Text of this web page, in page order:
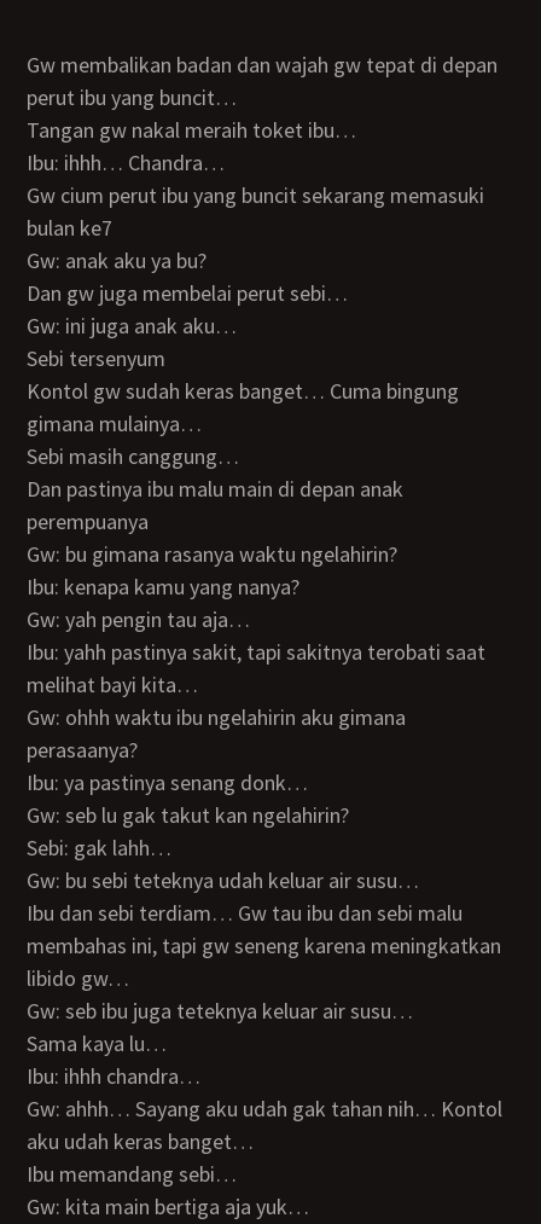
Gw membalikan badan dan wajah gw tepat di depan
perut ibu yang buncit…
Tangan gw nakal meraih toket ibu…
Ibu: ihhh… Chandra…
Gw cium perut ibu yang buncit sekarang memasuki
bulan ke7
Gw: anak aku ya bu?
Dan gw juga membelai perut sebi…
Gw: ini juga anak aku…
Sebi tersenyum
Kontol gw sudah keras banget… Cuma bingung
gimana mulainya…
Sebi masih canggung…
Dan pastinya ibu malu main di depan anak
perempuanya
Gw: bu gimana rasanya waktu ngelahirin?
Ibu: kenapa kamu yang nanya?
Gw: yah pengin tau aja…
Ibu: yahh pastinya sakit, tapi sakitnya terobati saat
melihat bayi kita…
Gw: ohhh waktu ibu ngelahirin aku gimana
perasaanya?
Ibu: ya pastinya senang donk…
Gw: seb lu gak takut kan ngelahirin?
Sebi: gak lahh…
Gw: bu sebi teteknya udah keluar air susu…
Ibu dan sebi terdiam… Gw tau ibu dan sebi malu
membahas ini, tapi gw seneng karena meningkatkan
libido gw…
Gw: seb ibu juga teteknya keluar air susu…
Sama kaya lu…
Ibu: ihhh chandra…
Gw: ahhh… Sayang aku udah gak tahan nih… Kontol
aku udah keras banget…
Ibu memandang sebi…
Gw: kita main bertiga aja yuk…